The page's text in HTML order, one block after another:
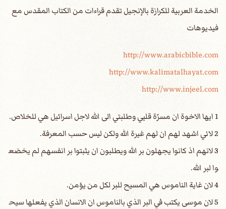
الخدمة العربية للكرازة بالإنجيل تقدم قراءات من الكتاب المقدس مع
فيديوهات
http://www.arabicbible.com
http://www.kalimatalhayat.com
http://www.injeel.com
1 ايها الاخوة ان مسرّة قلبي وطلبتي الى الله لاجل اسرائيل هي للخلاص.
2 لاني اشهد لهم ان لهم غيرة الله ولكن ليس حسب المعرفة.
3 لانهم اذ كانوا يجهلون بر الله ويطلبون ان يثبتوا بر انفسهم لم يخضع
وا لبر الله.
4 لان غاية الناموس هي المسيح للبر لكل من يؤمن.
5 لان موسى يكتب في البر الذي بالناموس ان الانسان الذي يفعلها سيح